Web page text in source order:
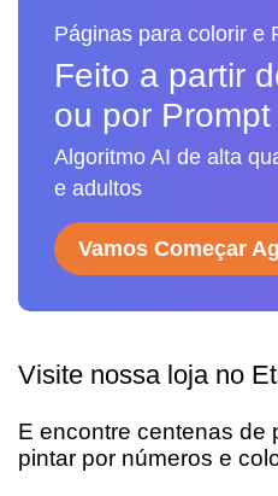
Páginas para colorir e
Feito a partir
ou por Prompt
Algoritmo AI de alta
e adultos
Vamos Começar
Visite nossa loja no
E encontre centenas de
pintar por números e